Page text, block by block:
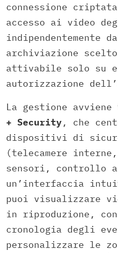
connessione
accesso ai video
indipendentemente
archiviazione
attivabile solo su
autorizzazione
La gestione
+ Security, che
dispositivi di
(telecamere
sensori, controllo
un’interfaccia
puoi visualizzare
in riproduzione,
cronologia degli
personalizzare le